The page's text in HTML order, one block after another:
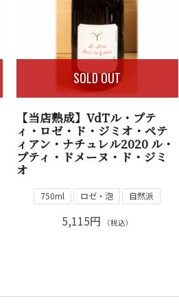
SOLD OUT
【当店熟成】VdTル・プテ
ィ・ロゼ・ド・ジミオ・ペテ
ィアン・ナチュレル2020 ル・
プティ・ドメーヌ・ド・ジミ
オ
750ml ロゼ・泡 自然派
5,115円 （税込）